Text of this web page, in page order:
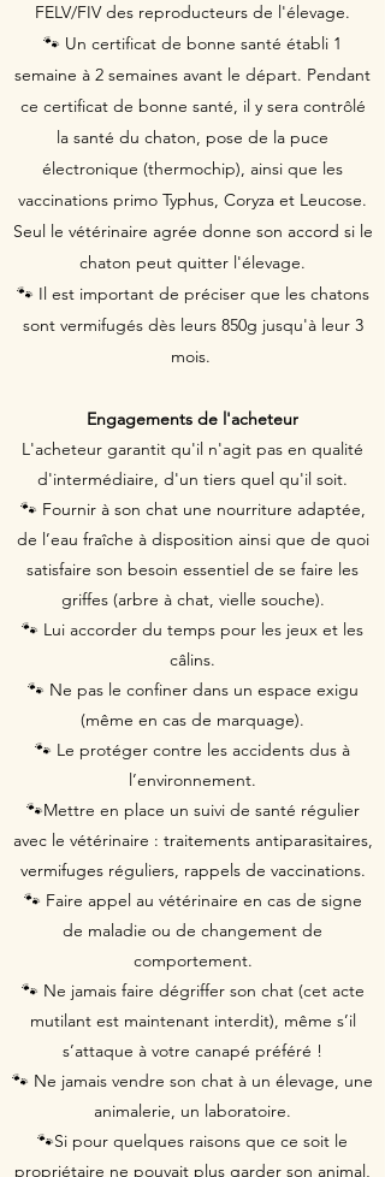
FELV/FIV des reproducteurs de l'élevage.
🐾 Un certificat de bonne santé établi 1
semaine à 2 semaines avant le départ. Pendant
ce certificat de bonne santé, il y sera contrôlé
la santé du chaton, pose de la puce
électronique (thermochip), ainsi que les
vaccinations primo Typhus, Coryza et Leucose.
Seul le vétérinaire agrée donne son accord si le
chaton peut quitter l'élevage.
🐾 Il est important de préciser que les chatons
sont vermifugés dès leurs 850g jusqu'à leur 3
mois.
Engagements de l'acheteur
L'acheteur garantit qu'il n'agit pas en qualité
d'intermédiaire, d'un tiers quel qu'il soit.
🐾 Fournir à son chat une nourriture adaptée,
de l’eau fraîche à disposition ainsi que de quoi
satisfaire son besoin essentiel de se faire les
griffes (arbre à chat, vielle souche).
🐾 Lui accorder du temps pour les jeux et les
câlins.
🐾 Ne pas le confiner dans un espace exigu
(même en cas de marquage).
🐾 Le protéger contre les accidents dus à
l’environnement.
🐾Mettre en place un suivi de santé régulier
avec le vétérinaire : traitements antiparasitaires,
vermifuges réguliers, rappels de vaccinations.
🐾 Faire appel au vétérinaire en cas de signe
de maladie ou de changement de
comportement.
🐾 Ne jamais faire dégriffer son chat (cet acte
mutilant est maintenant interdit), même s’il
s’attaque à votre canapé préféré !
🐾 Ne jamais vendre son chat à un élevage, une
animalerie, un laboratoire.
🐾Si pour quelques raisons que ce soit le
propriétaire ne pouvait plus garder son animal,